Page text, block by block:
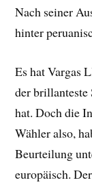
Nach seiner
hinter
Es hat Vargas
der brillanteste
hat. Doch die
Wähler also,
Beurteilung
europäisch.